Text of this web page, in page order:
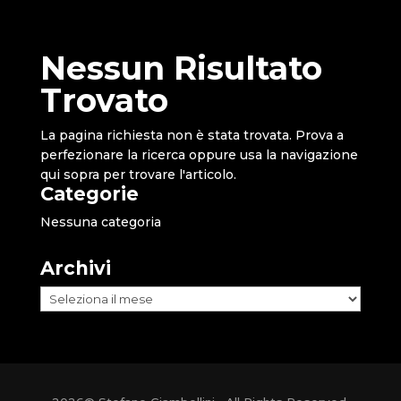
Nessun Risultato
Trovato
La pagina richiesta non è stata trovata. Prova a
perfezionare la ricerca oppure usa la navigazione
qui sopra per trovare l'articolo.
Categorie
Nessuna categoria
Archivi
Archivi